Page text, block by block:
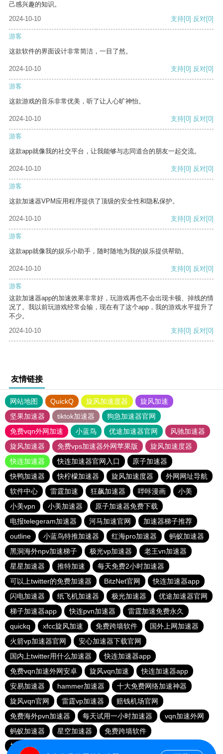
己感兴趣的知识。
2024-10-10
支持[0] 反对[0]
游客
这款软件的界面设计非常简洁，一目了然。
2024-10-10 支持[0] 反对[0]
游客
这款游戏的音乐非常优美，听了让人心旷神怡。
2024-10-10 支持[0] 反对[0]
游客
这款app就像我的社交平台，让我能够与志同道合的朋友一起交流。
2024-10-10 支持[0] 反对[0]
游客
这款加速器VPM应用程序提供了顶级的安全性和隐私保护。
2024-10-10 支持[0] 反对[0]
游客
这款app就像我的娱乐小助手，随时随地为我的娱乐提供帮助。
2024-10-10 支持[0] 反对[0]
游客
这款加速器app的加速效果非常好，玩游戏再也不会出现卡顿、掉线的情
况了。我以前玩游戏经常会输，现在有了这个app，我的游戏水平提升了
不少。
2024-10-10
支持[0] 反对[0]
友情链接
网站地图 QuickQ 旋风加速度器
旋风加速
坚果加速器
tiktok加速器
狗急加速器官网
免费vqn外网加速
小蓝鸟 优途加速器官网
风驰加速器
旋风加速器
免费vps加速器外网苹果版
旋风加速度器
快连加速器
快连加速器官网入口
原子加速器
快鸭加速器
快柠檬加速器 旋风加速度器
外网网址导航
软件中心
雷霆加速 狂飙加速器 哔咔漫画
小美
小美vpn
小美加速器
原子加速器免费下载
电报telegeram加速器
河马加速官网
加速器梯子推荐
outline
小蓝鸟特推加速器 红海pro加速器
蚂蚁加速器
黑洞海外npv加速梯子
极光vp加速器
老王vn加速器
星星加速器
推特加速
每天免费2小时加速器
可以上twitter的免费加速器
BitzNet官网
快连加速器app
闪电加速器
纸飞机加速器 极光加速器
优途加速器官网
梯子加速器app
快连pvn加速器
雷霆加速免费永久
quickq
xfcc旋风加速 免费跨墙软件
国外上网加速器
火箭vp加速器官网
安心加速器下载官网
国内上twitter用什么加速器
快连加速器app
免费vqn加速外网安卓
旋风vqn加速
快连加速器app
安易加速器
hammer加速器
十大免费网络加速神器
旋风vqn官网
雷霆vp加速器
赔钱机场官网
免费海外pvn加速器
每天试用一小时加速器
vqn加速外网
蚂蚁加速器
星空加速器
免费跨墙软件
加速器试用两小时